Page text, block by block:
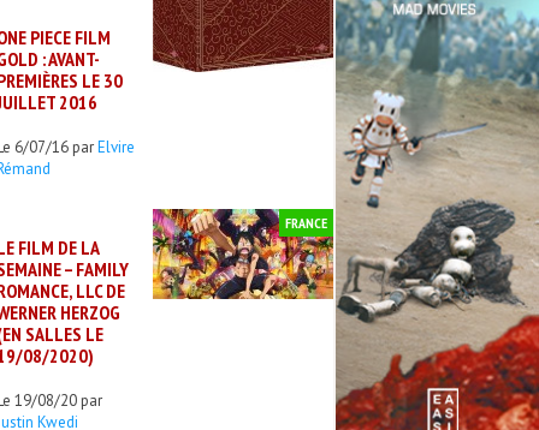
PIECE FILM
: AVANT-
LE 30
2016
6/07/16 parElvire
FRANCE
FILM DE LA
– FAMILY
LLC DE
HERZOG
SALLES LE
08/2020)
19/08/20 par
Kwedi